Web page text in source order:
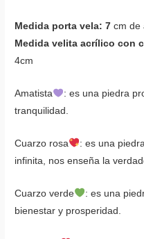
Medida porta vela: 7 cm de
Medida velita acrílico con
4cm
Amatista
: es una piedra
tranquilidad.
Cuarzo rosa
: es una
infinita, nos enseña la
Cuarzo verde
: es una
bienestar y prosperidad.